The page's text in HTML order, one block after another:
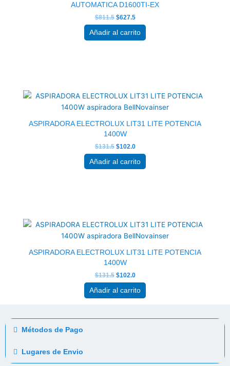
AUTOMATICA D1600TI-EX
$811.5 $627.5
Añadir al carrito
ASPIRADORA ELECTROLUX LIT31 LITE POTENCIA
1400W
$131.5
original
era:
$131.5.
$102.0
actual
es:
$102.0.
Añadir al carrito
ASPIRADORA ELECTROLUX LIT31 LITE POTENCIA
1400W
$131.5
original
era:
$131.5.
$102.0
actual
es:
$102.0.
Añadir al carrito
Métodos de Pago
Lugares de Envio